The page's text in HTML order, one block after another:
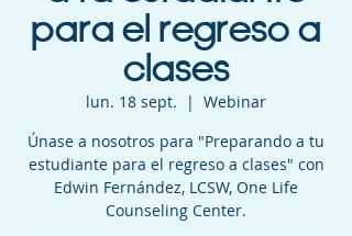
para el regreso a
clases
lun. 18 sept.
  |
Webinar
Únase a nosotros para " Preparando a tu
estudiante para el regreso a clases" con
Edwin Fernández, LCSW, One Life
Counseling Center.